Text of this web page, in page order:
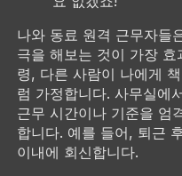
나와 동료 원격 근무자들
극을 해보는 것이 가장
령, 다른 사람이 나에게
럼 가정합니다. 사무실에
근무 시간이나 기준을 엄
합니다. 예를 들어, 퇴근
이내에 회신합니다.